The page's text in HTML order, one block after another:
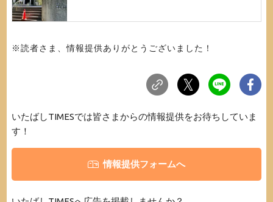
※読者さま、情報提供ありがとうございました！
いたばしTIMESでは皆さまからの情報提供をお待ちしていま
す！
情報提供フォームへ